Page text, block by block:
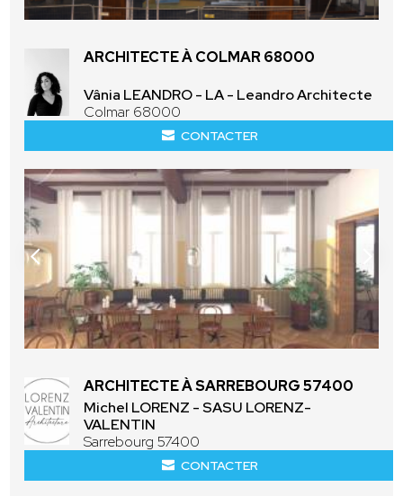
ARCHITECTE À COLMAR 68000
Vânia LEANDRO - LA - Leandro Architecte
Colmar 68000
CONTACTER
ARCHITECTE À SARREBOURG 57400
Michel LORENZ - SASU LORENZ-
VALENTIN
Sarrebourg 57400
CONTACTER